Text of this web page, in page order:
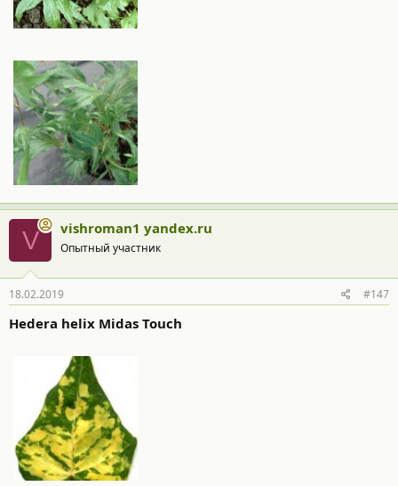
V vishroman1 yandex.ru
Опытный участник
18.02.2019 #147
Hedera helix Midas Touch